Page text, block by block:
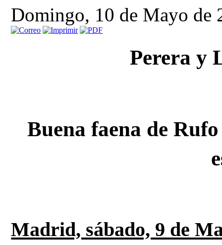
Domingo, 10 de Mayo de
Perera y
Buena faena de Rufo al sexto malograda con la
Madrid, sábado, 9 de